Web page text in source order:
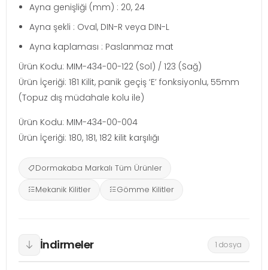
Ayna genişliği (mm) : 20, 24
Ayna şekli : Oval, DIN-R veya DIN-L
Ayna kaplaması : Paslanmaz mat
Ürün Kodu: MIM-434-00-122 (Sol) / 123 (Sağ)
Ürün İçeriği: 181 Kilit, panik geçiş ‘E’ fonksiyonlu, 55mm
(Topuz dış müdahale kolu ile)
Ürün Kodu: MIM-434-00-004
Ürün İçeriği: 180, 181, 182 kilit karşılığı
Dormakaba Markalı Tüm Ürünler
Mekanik Kilitler
Gömme Kilitler
İndirmeler 1 dosya